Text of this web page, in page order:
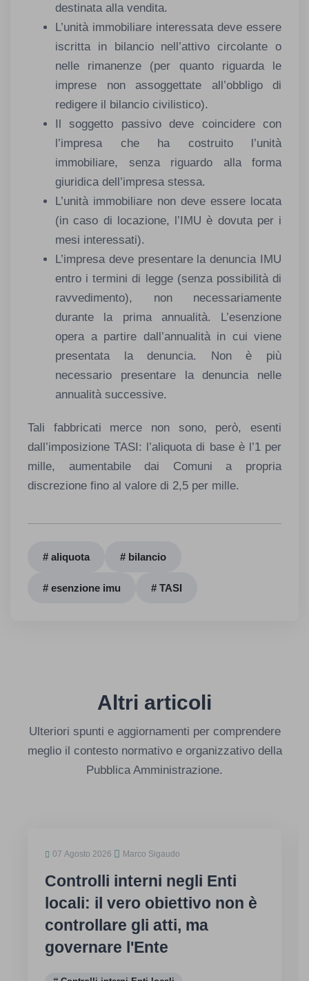
destinata alla vendita.
L’unità immobiliare interessata deve essere
iscritta in bilancio nell’attivo circolante o
nelle rimanenze (per quanto riguarda le
imprese non assoggettate all’obbligo di
redigere il bilancio civilistico).
Il soggetto passivo deve coincidere con
l’impresa che ha costruito l’unità
immobiliare, senza riguardo alla forma
giuridica dell’impresa stessa.
L’unità immobiliare non deve essere locata
(in caso di locazione, l’IMU è dovuta per i
mesi interessati).
L’impresa deve presentare la denuncia IMU
entro i termini di legge (senza possibilità di
ravvedimento), non necessariamente
durante la prima annualità. L’esenzione
opera a partire dall’annualità in cui viene
presentata la denuncia. Non è più
necessario presentare la denuncia nelle
annualità successive.
Tali fabbricati merce non sono, però, esenti
dall’imposizione TASI: l’aliquota di base è l’1 per
mille, aumentabile dai Comuni a propria
discrezione fino al valore di 2,5 per mille.
# aliquota # bilancio
# esenzione imu # TASI
Altri articoli
Ulteriori spunti e aggiornamenti per comprendere
meglio il contesto normativo e organizzativo della
Pubblica Amministrazione.
07 Agosto 2026 Marco Sigaudo
Controlli interni negli Enti
locali: il vero obiettivo non è
controllare gli atti, ma
governare l'Ente